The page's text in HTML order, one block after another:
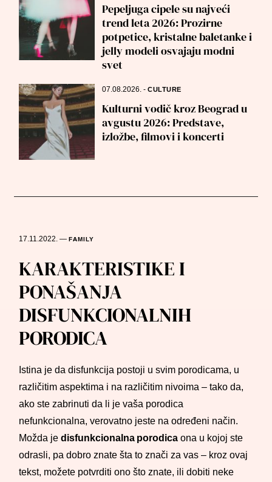
Pepeljuga cipele su najveći
trend leta 2026: Prozirne
potpetice, kristalne baletanke i
jelly modeli osvajaju modni
svet
07.08.2026.-CULTURE
Kulturni vodič kroz Beograd u
avgustu 2026: Predstave,
izložbe, filmovi i koncerti
17.11.2022.—FAMILY
KARAKTERISTIKE I
PONAŠANJA
DISFUNKCIONALNIH
PORODICA
Istina je da disfunkcija postoji u svim porodicama, u
različitim aspektima i na različitim nivoima – tako da,
ako ste zabrinuti da li je vaša porodica
nefunkcionalna, verovatno jeste na određeni način.
Možda jedisfunkcionalna porodica ona u kojoj ste
odrasli, pa dobro znate šta to znači za vas – kroz ovaj
tekst, možete potvrditi ono što znate, ili dobiti neke